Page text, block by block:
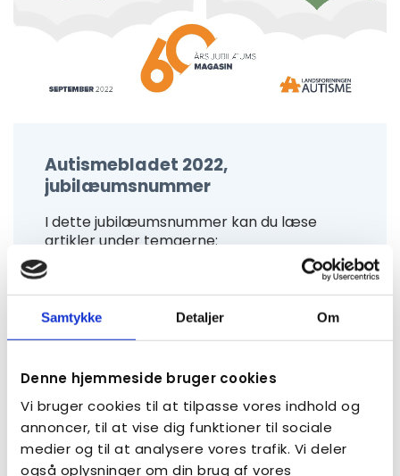
Samtykke Detaljer Om
Denne hjemmeside bruger cookies
Vi bruger cookies til at tilpasse vores indhold og
annoncer, til at vise dig funktioner til sociale
medier og til at analysere vores trafik. Vi deler
også oplysninger om din brug af vores
Autismebladet 2022,
jubilæumsnummer
I dette jubilæumsnummer kan du læse
artikler under temaerne:
Autisme nu
Autisme i fremtiden
LÆS AUTISMEBLADET